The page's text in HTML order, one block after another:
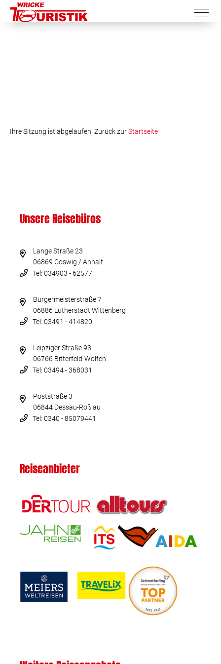
Ihre Sitzung ist abgelaufen. Zurück zurStartseite
Unsere Reisebüros
Lange Straße 23
06869 Coswig / Anhalt
Tel: 034903 - 62577
Bürgermeisterstraße 7
06886 Lutherstadt Wittenberg
Tel: 03491 - 414820
Leipziger Straße 93
06766 Bitterfeld-Wolfen
Tel: 03494 - 368031
Poststraße 3
06844 Dessau-Roßlau
Tel: 0340 - 85079441
Reiseanbieter